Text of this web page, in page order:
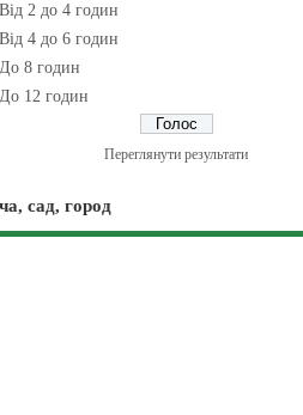
Від 2 до 4 годин
Від 4 до 6 годин
До 8 годин
До 12 годин
Переглянути результати
сад, город